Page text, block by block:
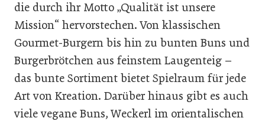
die durch ihr Motto „Qualität ist unsere
Mission“ hervorstechen. Von klassischen
Gourmet-Burgern bis hin zu bunten Buns und
Burgerbrötchen aus feinstem Laugenteig –
das bunte Sortiment bietet Spielraum für jede
Art von Kreation. Darüber hinaus gibt es auch
viele vegane Buns, Weckerl im orientalischen